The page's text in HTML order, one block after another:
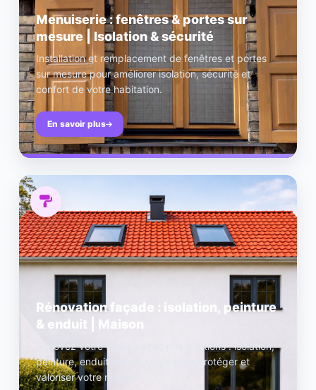
Menuiserie : fenêtres & portes sur
mesure | Isolation & sécurité
Installation et remplacement de fenêtres et portes
sur mesure pour améliorer isolation, sécurité et
confort de votre habitation.
En savoir plus
Rénovation façade : isolation, peinture
& enduit | Maison
Rénovez votre façade avec nos solutions : isolation,
peinture, enduit et nettoyage pour protéger et
valoriser votre maison.